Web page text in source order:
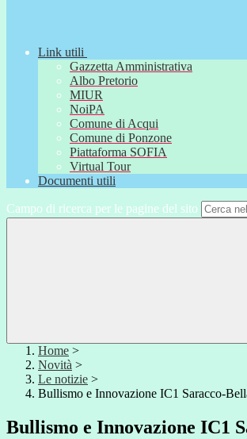
Link utili
Gazzetta Amministrativa
Albo Pretorio
MIUR
NoiPA
Comune di Acqui
Comune di Ponzone
Piattaforma SOFIA
Virtual Tour
Documenti utili
Campo di ricerca per le pagine del sito
Home >
Novità >
Le notizie >
Bullismo e Innovazione IC1 Saracco-
Bullismo e Innovazione IC1